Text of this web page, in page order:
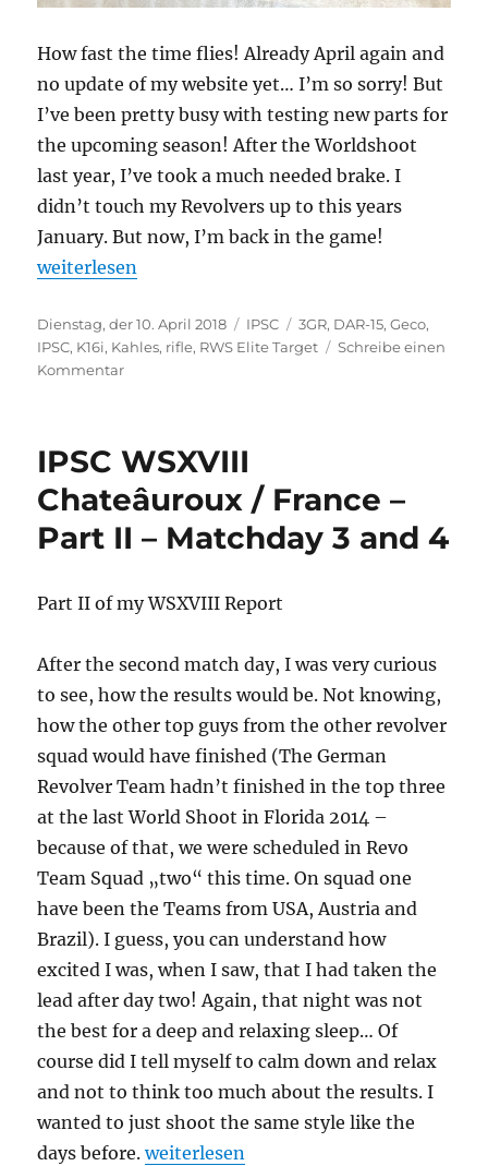
How fast the time flies! Already April again and
no update of my website yet… I’m so sorry! But
I’ve been pretty busy with testing new parts for
the upcoming season! After the Worldshoot
last year, I’ve took a much needed brake. I
didn’t touch my Revolvers up to this years
January. But now, I’m back in the game!
„Landesmeisterschaft IPSC Rifle LV5 2018 und das
weiterlesen
Veröffentlicht
am
Dienstag, der 10. April 2018 Kategorien
IPSC Schlagwörter
3GR, DAR-15,Geco,
IPSC, K16i, Kahles, rifle, RWS Elite Target
Schreibe einen
Kommentarzu
LV5
und
das
neue
K16i
IPSC WSXVIII
Chateâuroux / France –
Part II – Matchday 3 and 4
Part II of my WSXVIII Report
After the second match day, I was very curious
to see, how the results would be. Not knowing,
how the other top guys from the other revolver
squad would have finished (The German
Revolver Team hadn’t finished in the top three
at the last World Shoot in Florida 2014 –
because of that, we were scheduled in Revo
Team Squad „two“ this time. On squad one
have been the Teams from USA, Austria and
Brazil). I guess, you can understand how
excited I was, when I saw, that I had taken the
lead after day two! Again, that night was not
the best for a deep and relaxing sleep… Of
course did I tell myself to calm down and relax
and not to think too much about the results. I
wanted to just shoot the same style like the
days before.„IPSC WSXVIII Chateâuroux / France
weiterlesen